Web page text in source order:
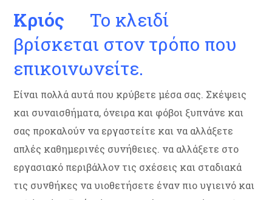
Κριός Το κλειδί
βρίσκεται στον τρόπο που
επικοινωνείτε.
Είναι πολλά αυτά που κρύβετε μέσα σας. Σκέψεις
και συναισθήματα, όνειρα και φόβοι ξυπνάνε και
σας προκαλούν να εργαστείτε και να αλλάξετε
απλές καθημερινές συνήθειες. να αλλάξετε στο
εργασιακό περιβάλλον τις σχέσεις και σταδιακά
τις συνθήκες να υιοθετήσετε έναν πιο υγιεινό και